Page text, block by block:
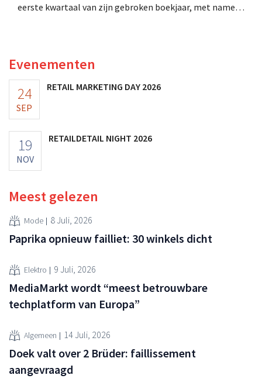
eerste kwartaal van zijn gebroken boekjaar, met name
Evenementen
24
SEP
RETAIL MARKETING DAY 2026
19
NOV
RETAILDETAIL NIGHT 2026
Meest gelezen
Mode 8 Juli, 2026
Paprika opnieuw failliet: 30 winkels dicht
Elektro 9 Juli, 2026
MediaMarkt wordt “meest betrouwbare
techplatform van Europa”
Algemeen 14 Juli, 2026
Doek valt over 2 Brüder: faillissement
aangevraagd